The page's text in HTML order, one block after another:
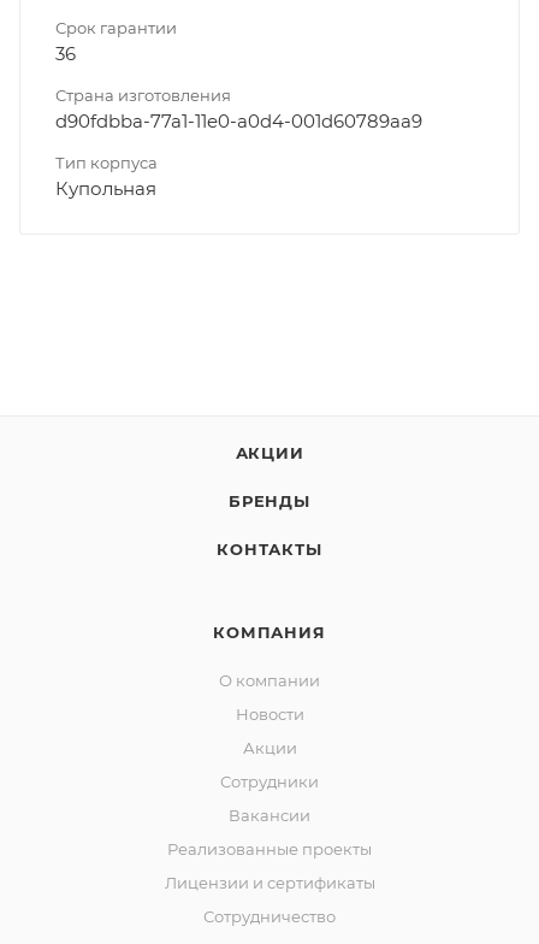
Срок гарантии
36
Страна изготовления
d90fdbba-77a1-11e0-a0d4-001d60789aa9
Тип корпуса
Купольная
АКЦИИ
БРЕНДЫ
КОНТАКТЫ
КОМПАНИЯ
О компании
Новости
Акции
Сотрудники
Вакансии
Реализованные проекты
Лицензии и сертификаты
Сотрудничество